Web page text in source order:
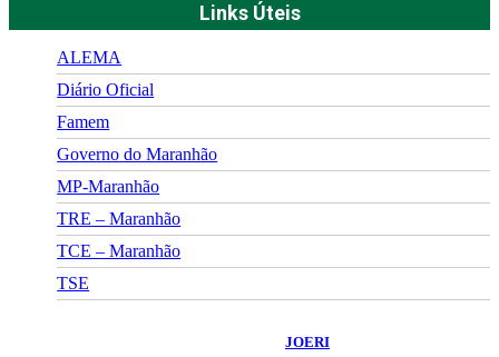
Links Úteis
ALEMA
Diário Oficial
Famem
Governo do Maranhão
MP-Maranhão
TRE – Maranhão
TCE – Maranhão
TSE
JOERI